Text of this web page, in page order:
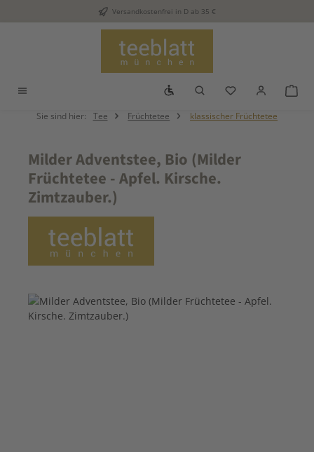
Zum Hauptinhalt springenVersandkostenfrei in D ab 35 €
Werkzeugleiste anzeigen
Du hast 0
Sie sind hier: Tee Früchtetee klassischer Früchtetee
Milder Adventstee, Bio (Milder
Früchtetee - Apfel. Kirsche.
Zimtzauber.)
Bildergalerie überspringen